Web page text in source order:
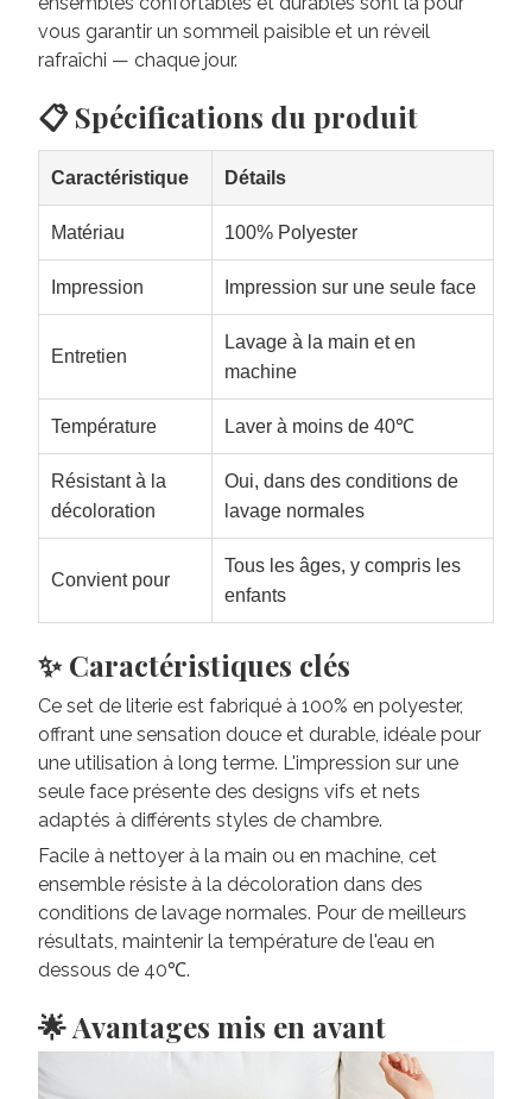
vous garantir un sommeil paisible et un réveil
rafraîchi — chaque jour.
📋 Spécifications du produit
Caractéristique Détails
Matériau 100% Polyester
Impression Impression sur une seule face
Entretien
Lavage à la main et en
machine
Température Laver à moins de 40℃
Résistant à la
décoloration
Oui, dans des conditions de
lavage normales
Convient pour
Tous les âges, y compris les
enfants
✨ Caractéristiques clés
Ce set de literie est fabriqué à 100% en polyester,
offrant une sensation douce et durable, idéale pour
une utilisation à long terme. L'impression sur une
seule face présente des designs vifs et nets
adaptés à différents styles de chambre.
Facile à nettoyer à la main ou en machine, cet
ensemble résiste à la décoloration dans des
conditions de lavage normales. Pour de meilleurs
résultats, maintenir la température de l'eau en
dessous de 40℃.
🌟 Avantages mis en avant